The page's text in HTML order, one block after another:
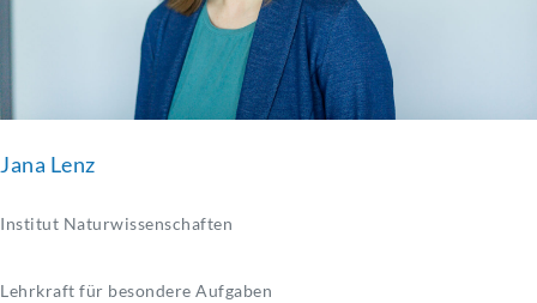
Jana Lenz
Institut Naturwissenschaften
Lehrkraft für besondere Aufgaben